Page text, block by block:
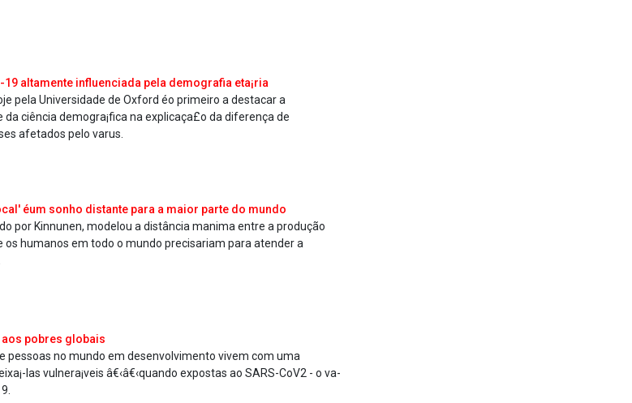
altamente influenciada pela demografia eta¡ria
pela Universidade de Oxford éo primeiro a destacar a
ciência demogra¡fica na explicaça£o da diferença de
afetados pelo va­rus.
éum sonho distante para a maior parte do mundo
por Kinnunen, modelou a distância ma­nima entre a produção
os humanos em todo o mundo precisariam para atender a
pobres globais
pessoas no mundo em desenvolvimento vivem com uma
las vulnera¡veis â€‹â€‹quando expostas ao SARS-CoV2 - o va­